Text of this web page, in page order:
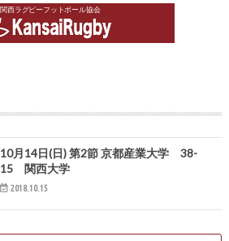
関西ラグビーフットボール協会
10月14日(日) 第2節 京都産業大学 38-
15 関西大学
2018.10.15